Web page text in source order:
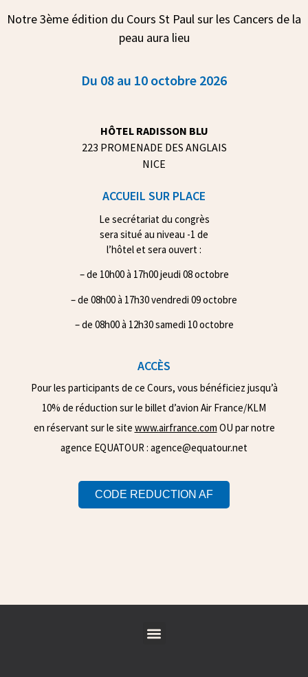
Notre 3ème édition du Cours St Paul sur les Cancers de la
peau aura lieu
Du 08 au 10 octobre 2026
HÔTEL RADISSON BLU
223 PROMENADE DES ANGLAIS
NICE
ACCUEIL SUR PLACE
Le secrétariat du congrès
sera situé au niveau -1 de
l’hôtel et sera ouvert :
– de 10h00 à 17h00 jeudi 08 octobre
– de 08h00 à 17h30 vendredi 09 octobre
– de 08h00 à 12h30 samedi 10 octobre
ACCÈS
Pour les participants de ce Cours, vous bénéficiez jusqu’à
10% de réduction sur le billet d’avion Air France/KLM
en réservant sur le site www.airfrance.com OU par notre
agence EQUATOUR : agence@equatour.net
CODE REDUCTION AF